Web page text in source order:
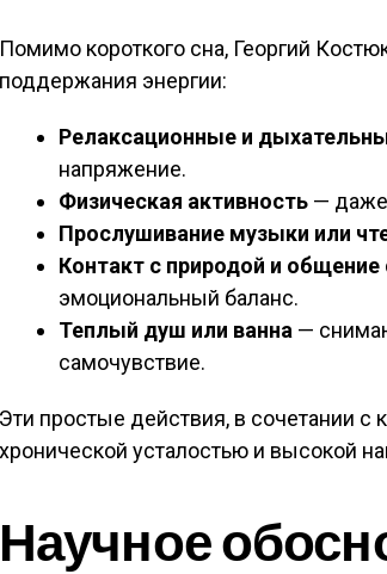
Помимо короткого сна, Георгий
поддержания энергии:
Релаксационные и
напряжение.
Физическая активность — даже
Прослушивание музыки или
Контакт с природой и общение
эмоциональный баланс.
Теплый душ или ванна —
самочувствие.
Эти простые действия, в сочетании с
хронической усталостью и высокой
Научное